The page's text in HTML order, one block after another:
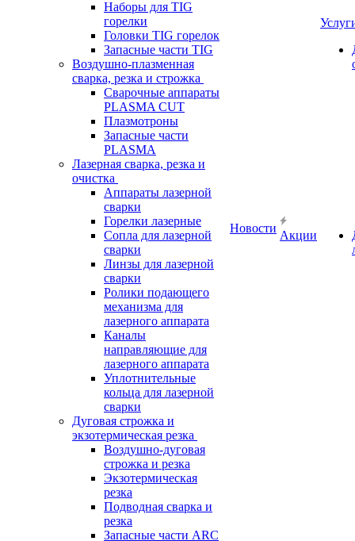
Наборы для TIG
горелки
Головки TIG горелок
Запасные части TIG
Воздушно-плазменная
сварка, резка и строжка
Сварочные аппараты
PLASMA CUT
Плазмотроны
Запасные части
PLASMA
Лазерная сварка, резка и
очистка
Аппараты лазерной
сварки
Горелки лазерные
Сопла для лазерной
сварки
Линзы для лазерной
сварки
Ролики подающего
механизма для
лазерного аппарата
Каналы
направляющие для
лазерного аппарата
Уплотнительные
кольца для лазерной
сварки
Дуговая строжка и
экзотермическая резка
Воздушно-дуговая
строжка и резка
Экзотермическая
резка
Подводная сварка и
резка
Запасные части ARC
Новости
Акции